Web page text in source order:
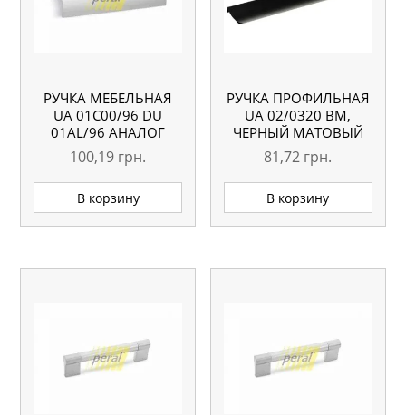
РУЧКА МЕБЕЛЬНАЯ
UA 01С00/96 DU
01AL/96 АНАЛОГ
100,19 грн.
В корзину
РУЧКА ПРОФИЛЬНАЯ
UA 02/0320 BM,
ЧЕРНЫЙ МАТОВЫЙ
81,72 грн.
В корзину